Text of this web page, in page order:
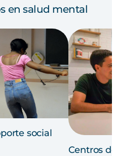
en salud mental
social
Centros